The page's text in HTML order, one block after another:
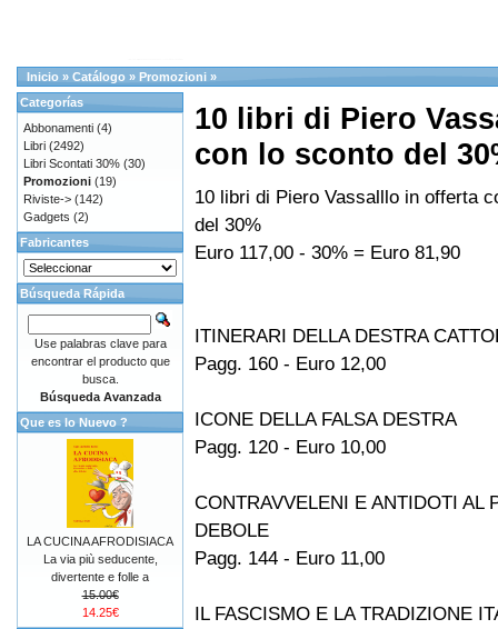
Inicio » Catálogo » Promozioni »
10 libri di Piero
con lo sconto del
10 libri di Piero Vassalllo in offerta
del 30%
Euro 117,00 - 30% = Euro 81,90
ITINERARI DELLA DESTRA
Pagg. 160 - Euro 12,00
ICONE DELLA FALSA DESTRA
Pagg. 120 - Euro 10,00
CONTRAVVELENI E ANTIDOTI AL
DEBOLE
Pagg. 144 - Euro 11,00
IL FASCISMO E LA TRADIZIONE
Categorías
Abbonamenti (4)
Libri (2492)
Libri Scontati 30% (30)
Promozioni (19)
Riviste-> (142)
Gadgets (2)
Fabricantes
Búsqueda Rápida
Use palabras clave para
encontrar el producto que
busca.
Búsqueda Avanzada
Que es lo Nuevo ?
LA CUCINA AFRODISIACA
La via più seducente,
divertente e folle a
15.00€
14.25€